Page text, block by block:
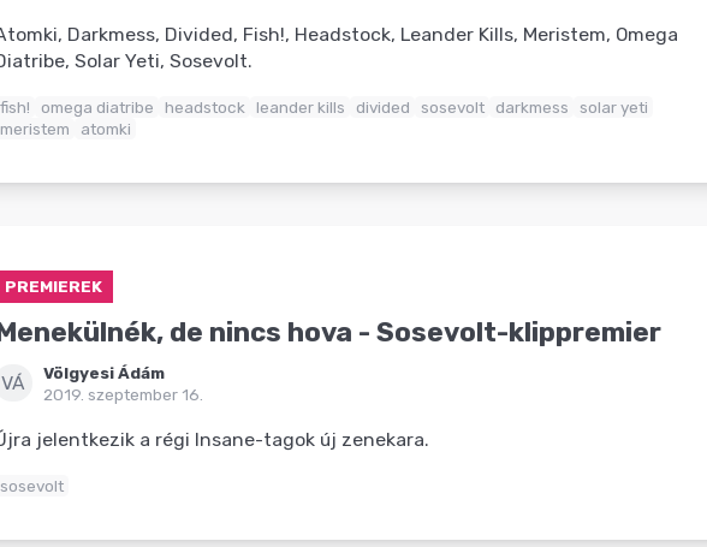
Darkmess, Divided, Fish!, Headstock, Leander Kills, Meristem, Omega
Solar Yeti, Sosevolt.
fish! omega diatribe headstock leander kills divided sosevolt darkmess
solar yeti
meristem
atomki
PREMIEREK
de nincs hova - Sosevolt-klippremier
VÁ
Völgyesi Ádám
2019. szeptember 16.
jelentkezik a régi Insane-tagok új zenekara.
sosevolt